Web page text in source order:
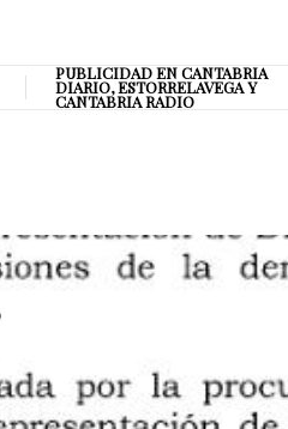
PUBLICIDAD EN CANTABRIA
DIARIO, ESTORRELAVEGA Y
CANTABRIA RADIO